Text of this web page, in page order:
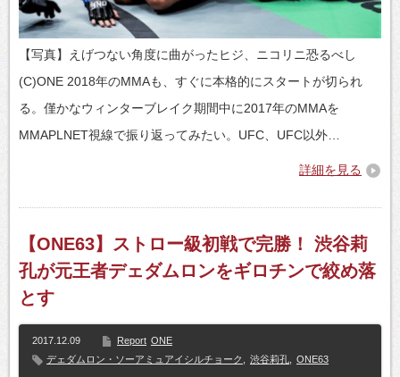
【写真】えげつない角度に曲がったヒジ、ニコリニ恐るべし
(C)ONE 2018年のMMAも、すぐに本格的にスタートが切られ
る。僅かなウィンターブレイク期間中に2017年のMMAを
MMAPLNET視線で振り返ってみたい。UFC、UFC以外…
詳細を見る
【ONE63】ストロー級初戦で完勝！ 渋谷莉
孔が元王者デェダムロンをギロチンで絞め落
とす
2017.12.09 Report ONE
デェダムロン・ソーアミュアイシルチョーク
渋谷莉孔 ONE63